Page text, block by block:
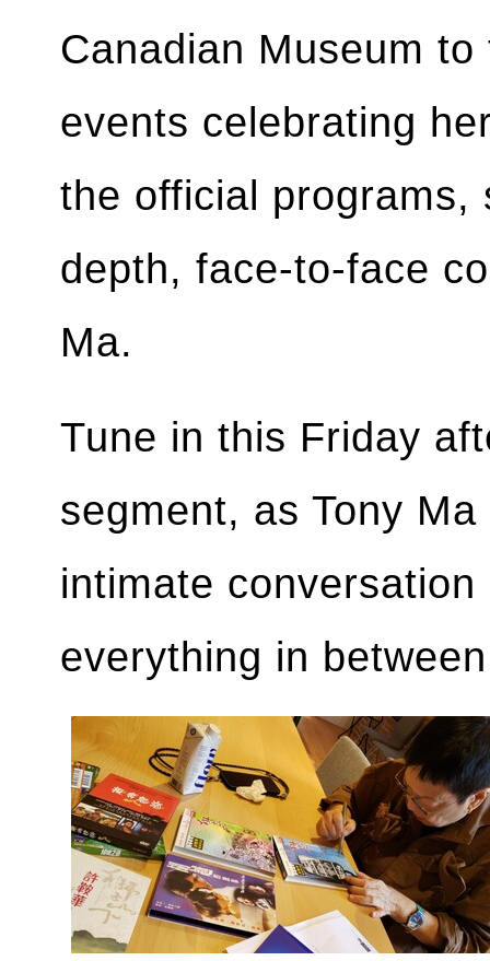
Canadian Museum
events celebrating
the official programs,
depth, face-to-face
Ma.
Tune in this Friday
segment, as Tony
intimate
everything in